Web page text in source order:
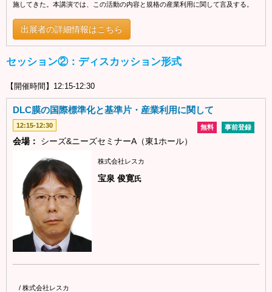
施してきた。本講演では、この活動の内容と規格の産業利用に関して言及する。
出展者の詳細情報はこちら
セッション②：ディスカッション形式
【開催時間】12:15-12:30
DLC膜の国際標準化と基準片・産業利用に関して
12:15-12:30 事前登録
無料
会場： シーズ&ニーズセミナーA（東1ホール）
株式会社レスカ
宝泉 俊寛氏
/ 株式会社レスカ